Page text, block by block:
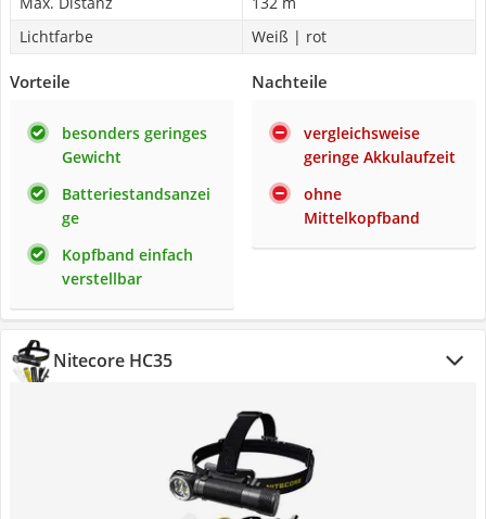
Lichtfarbe
Weiß | rot
Vorteile
besonders geringes
Gewicht
Batteriestandsanzei
ge
Kopfband einfach
verstellbar
Nachteile
vergleichsweise
geringe Akkulaufzeit
ohne
Mittelkopfband
Nitecore HC35